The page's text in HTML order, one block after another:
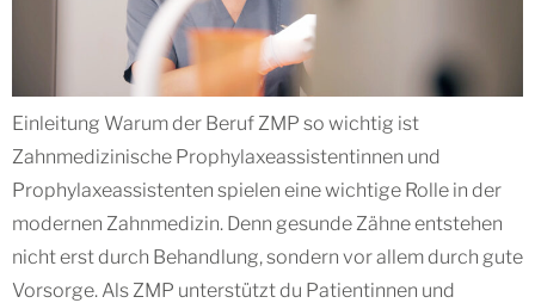
Einleitung Warum der Beruf ZMP so wichtig ist
Zahnmedizinische Prophylaxeassistentinnen und
Prophylaxeassistenten spielen eine wichtige Rolle in der
modernen Zahnmedizin. Denn gesunde Zähne entstehen
nicht erst durch Behandlung, sondern vor allem durch gute
Vorsorge. Als ZMP unterstützt du Patientinnen und